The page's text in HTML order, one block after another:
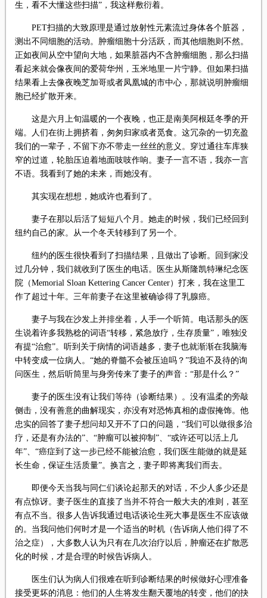
生，看不大懂这些扫描”，我这样敷衍着。
PET扫描的大致原理是通过放射性元素流过身体各个脏器，
测出不同细胞的活动。肿瘤细胞十分活跃，而其他细胞则不然。
正如夜间从空中望向大地，如果脏器内不含肿瘤细胞，那么扫描
看起来就会像夜间的爱荷华州，玉米地里一片宁静。但如果扫描
结果看上去像夜晚芝加哥或者凤凰城的市中心，那就说明肿瘤细
胞已经扩散开来。
这是六月上旬温暖的一个夜晚，也正是南美阿根廷冬季的开
端。人们在街上拥挤着，匆匆归家或者觅食。这冗杂的一切充盈
我们的一辈子，不留下亦不带走一丝丝的意义。穿过通往车库狭
窄的过道，轮胎压迫着地面吱吱作响。妻子一言不语，我亦一言
不语。我看到了她的未来，而她没有。
其实现在想想，她或许也看到了。
妻子在那以后活了短短八个月。她走的时候，我们已经回到
纽约自己的家。从一个冬天转移到了另一个。
纽约的医生很快看到了扫描结果，且做出了诊断。回到家没
过几分钟，我们就收到了医生的电话。医生从斯隆凯特琳纪念医
院（Memorial Sloan Kettering Cancer Center）打来，我在这里工
作了超过十年。三年前妻子在这里被确诊得了乳腺癌。
妻子与我在沙发上并排坐着，人手一个听筒。电话那头的医
生说着许多我熟稔的词语“转移，紧急放疗，生存质量”，唯独没
有提“治愈”。听到关于病情的词语越多，妻子也就渐渐在我脑海
中转变成一位病人。“她的脊髓不会被压迫吗？”我迫不及待的询
问医生，然后听筒里与身旁传来了妻子的声音：“那是什么？”
妻子的医生没有让我们等待（诊断结果）。没有温柔的旁敲
侧击，没有善意的曲解现实，亦没有对恐怖真相的虚假掩饰。他
忠实的回答了妻子想问却又开不了口的问题，“我们可以做很多治
疗，还是有办法的”、“肿瘤可以被抑制”、“或许还可以活上几
年”、“癌症到了这一步已经不能被治愈，我们医生能做的就是延
长生命，保证生活质量”。换言之，妻子即将离我们而去。
即便今天当我与同仁们谈论起那天的对话，不少人多少还是
有点惊讶。妻子医生的直接了当并不符合一般大夫的准则，甚至
有点不当。很多人告诉我通过电话谈论生死大事是医生不应该做
的。当我问他们何时才是一个适当的时机（告诉病人他们得了不
治之症），大多数人认为只有在几次治疗以后，肿瘤还在扩散恶
化的时候，才是合理的时候告诉病人。
医生们认为病人们很难在听到诊断结果的时候做好心理准备
接受更坏的消息：他们的人生将发生翻天覆地的转变，他们的抉